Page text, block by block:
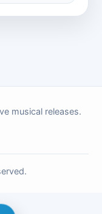
musical releases.